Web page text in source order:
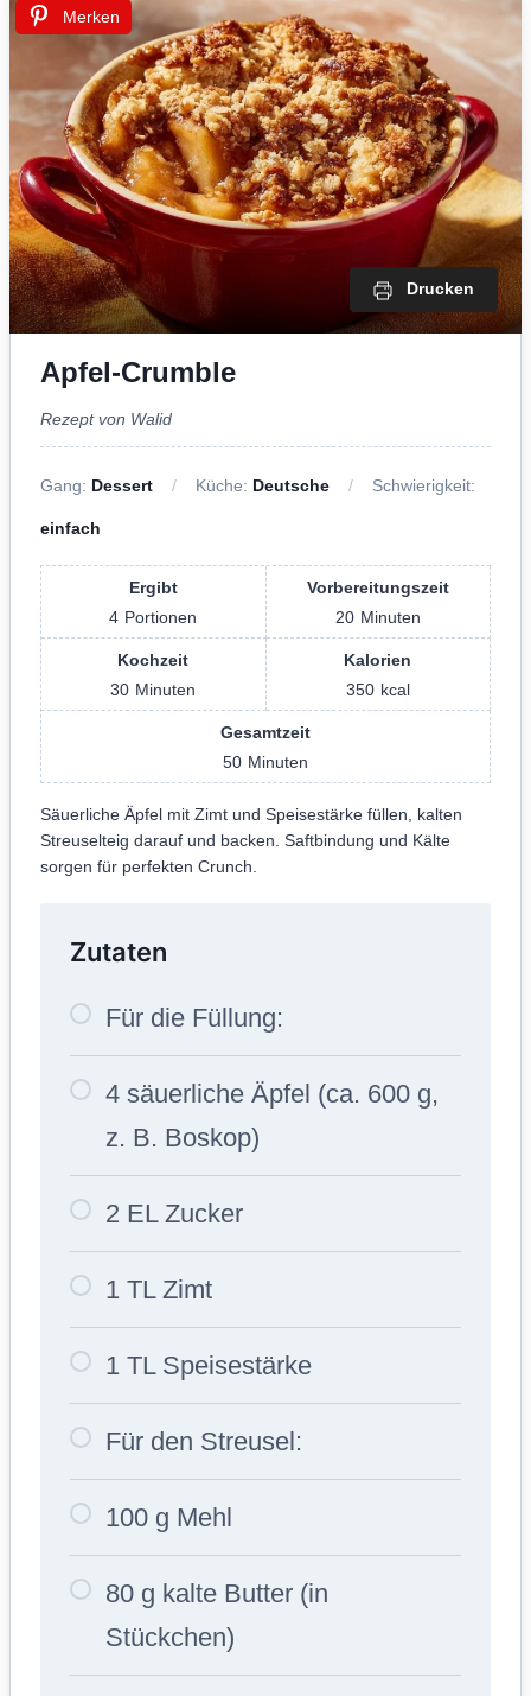
Merken
Drucken
Apfel-Crumble
Rezept von Walid
Gang: Dessert Küche: Deutsche Schwierigkeit:
einfach
Ergibt
4 Portionen
Vorbereitungszeit
20 Minuten
Kochzeit
30 Minuten
Kalorien
350 kcal
Gesamtzeit
50 Minuten
Säuerliche Äpfel mit Zimt und Speisestärke füllen, kalten
Streuselteig darauf und backen. Saftbindung und Kälte
sorgen für perfekten Crunch.
Zutaten
Für die Füllung:
4 säuerliche Äpfel (ca. 600 g,
z. B. Boskop)
2 EL Zucker
1 TL Zimt
1 TL Speisestärke
Für den Streusel:
100 g Mehl
80 g kalte Butter (in
Stückchen)